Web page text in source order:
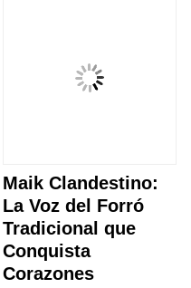
Maik Clandestino:
La Voz del Forró
Tradicional que
Conquista
Corazones